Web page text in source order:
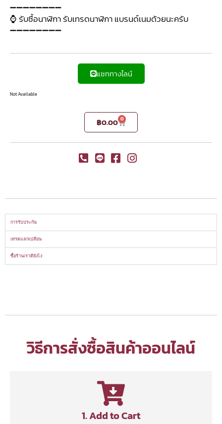
➖➖➖➖➖➖➖➖
⌚ รับซื้อนาฬิกา รับเทรดนาฬิกา แบรนด์เนมด้วยนะครับ
➖➖➖➖➖➖➖➖
แชททางไลน์
Not Available
฿0.00 0
การรับประกัน
เทรดแลกเปลี่ยน
ซื้อร้านเราดียังไง
วิธีการสั่งซื้อสินค้าออนไลน์
1. Add to Cart